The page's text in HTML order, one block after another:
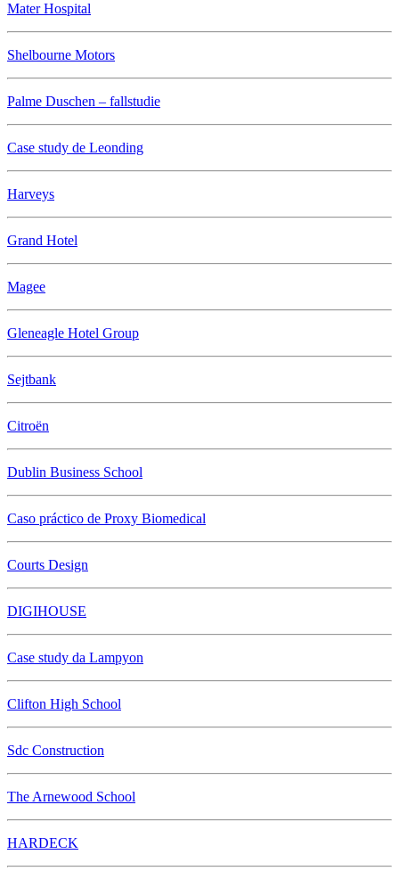
Mater Hospital
Shelbourne Motors
Palme Duschen – fallstudie
Case study de Leonding
Harveys
Grand Hotel
Magee
Gleneagle Hotel Group
Sejtbank
Citroën
Dublin Business School
Caso práctico de Proxy Biomedical
Courts Design
DIGIHOUSE
Case study da Lampyon
Clifton High School
Sdc Construction
The Arnewood School
HARDECK